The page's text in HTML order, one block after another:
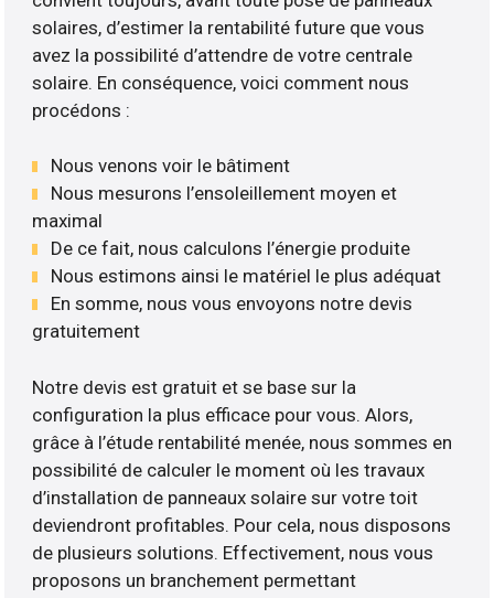
solaires, d’estimer la rentabilité future que vous
avez la possibilité d’attendre de votre centrale
solaire. En conséquence, voici comment nous
procédons :
Nous venons voir le bâtiment
Nous mesurons l’ensoleillement moyen et
maximal
De ce fait, nous calculons l’énergie produite
Nous estimons ainsi le matériel le plus adéquat
En somme, nous vous envoyons notre devis
gratuitement
Notre devis est gratuit et se base sur la
configuration la plus efficace pour vous. Alors,
grâce à l’étude rentabilité menée, nous sommes en
possibilité de calculer le moment où les travaux
d’installation de panneaux solaire sur votre toit
deviendront profitables. Pour cela, nous disposons
de plusieurs solutions. Effectivement, nous vous
proposons un branchement permettant